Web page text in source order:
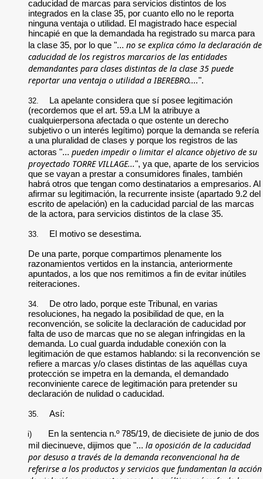
caducidad de marcas para servicios distintos de los
integrados en la clase 35, por cuanto ello no le reporta
ninguna ventaja o utilidad. El magistrado hace especial
hincapié en que la demandada ha registrado su marca para
la clase 35, por lo que "... no se explica cómo la declaración de
caducidad de los registros marcarios de las entidades
demandantes para clases distintas de la clase 35 puede
reportar una ventaja o utilidad a IBEREBRO....".
32.
La apelante considera que sí posee legitimación
(recordemos que el art. 59.a LM la atribuye a
cualquierpersona afectada o que ostente un derecho
subjetivo o un interés legítimo) porque la demanda se refería
a una pluralidad de clases y porque los registros de las
actoras "... pueden impedir o limitar el alcance objetivo de su
proyectado TORRE VILLAGE...", ya que, aparte de los servicios
que se vayan a prestar a consumidores finales, también
habrá otros que tengan como destinatarios a empresarios. Al
afirmar su legitimación, la recurrente insiste (apartado 9.2 del
escrito de apelación) en la caducidad parcial de las marcas
de la actora, para servicios distintos de la clase 35.
33. El motivo se desestima.
De una parte, porque compartimos plenamente los
razonamientos vertidos en la instancia, anteriormente
apuntados, a los que nos remitimos a fin de evitar inútiles
reiteraciones.
34.
De otro lado, porque este Tribunal, en varias
resoluciones, ha negado la posibilidad de que, en la
reconvención, se solicite la declaración de caducidad por
falta de uso de marcas que no se alegan infringidas en la
demanda. Lo cual guarda indudable conexión con la
legitimación de que estamos hablando: si la reconvención se
refiere a marcas y/o clases distintas de las aquéllas cuya
protección se impetra en la demanda, el demandado
reconviniente carece de legitimación para pretender su
declaración de nulidad o caducidad.
35. Así:
i)
En la sentencia n.º 785/19, de diecisiete de junio de dos
mil diecinueve, dijimos que "... la oposición de la caducidad
por desuso a través de la demanda reconvencional ha de
referirse a los productos y servicios que fundamentan la acción